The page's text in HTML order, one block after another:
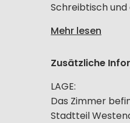
Schreibtisch und
Mehr lesen
Zusätzliche
LAGE:
Das Zimmer
Stadtteil